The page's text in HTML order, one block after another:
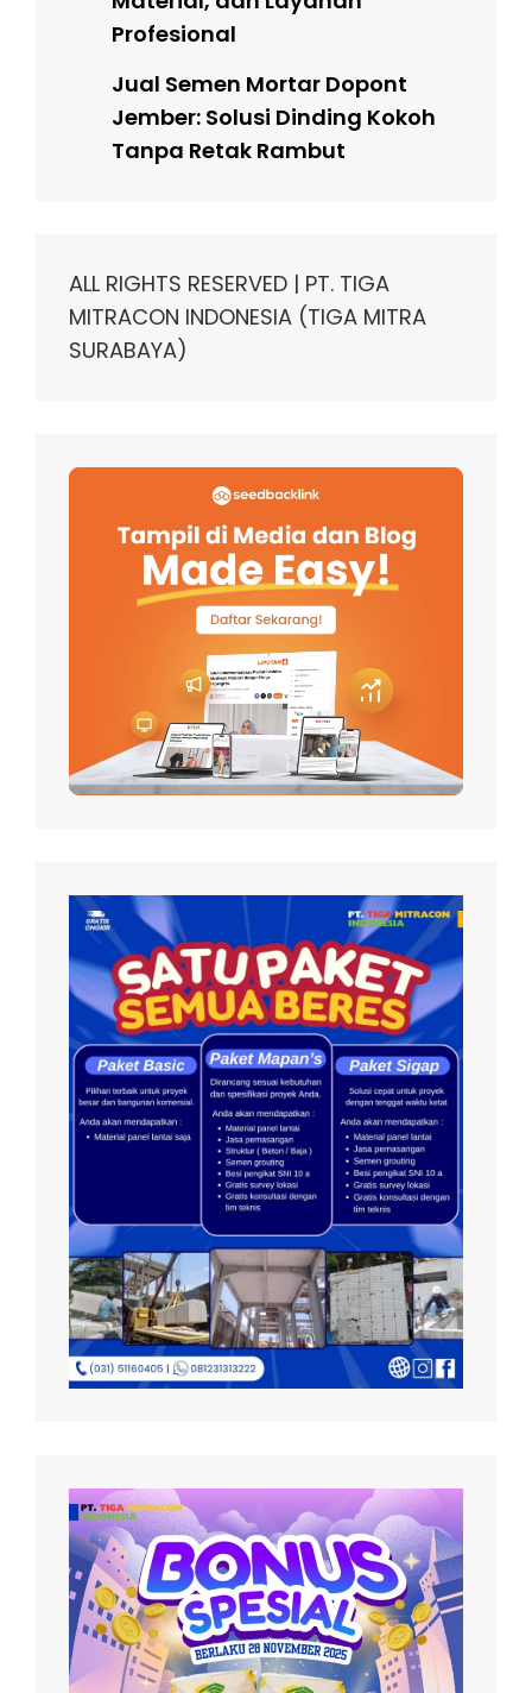
Profesional
Jual Semen Mortar Dopont
Jember: Solusi Dinding Kokoh
Tanpa Retak Rambut
ALL RIGHTS RESERVED | PT. TIGA
MITRACON INDONESIA (TIGA MITRA
SURABAYA)